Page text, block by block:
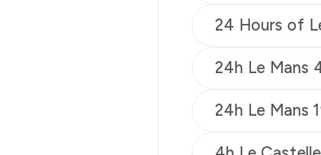
24 Hours of
24h Le Mans
24h Le Mans